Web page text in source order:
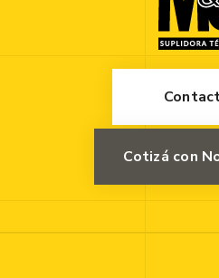
Cotizá con